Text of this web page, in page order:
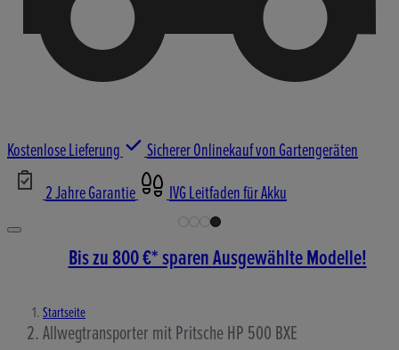
Kostenlose Lieferung
Sicherer Onlinekauf von Gartengeräten
2 Jahre Garantie
IVG Leitfaden für Akku
Bis zu 800 €* sparen Ausgewählte Modelle!
Startseite
Allwegtransporter mit Pritsche HP 500 BXE